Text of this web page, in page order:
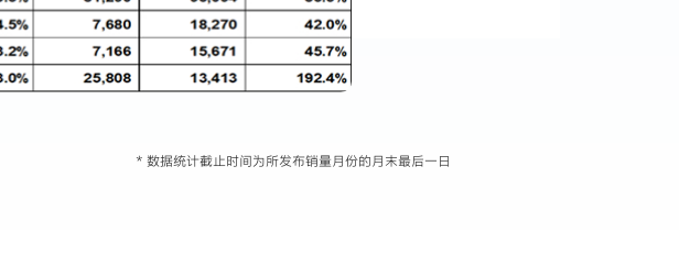
* 数据统计截止时间为所发布销量月份的月末最后一日